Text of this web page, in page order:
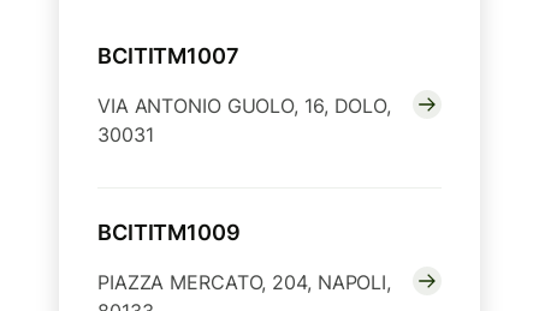
BCITITM1007
VIA ANTONIO GUOLO, 16, DOLO,
30031
BCITITM1009
PIAZZA MERCATO, 204, NAPOLI,